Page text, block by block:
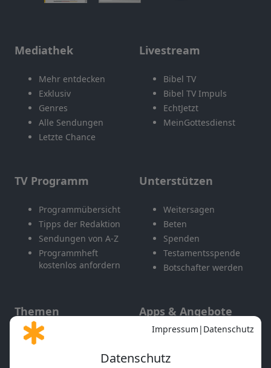
Mediathek
Mehr entdecken
Exklusiv
Genres
Alle Sendungen
Letzte Chance
Livestream
Bibel TV
Bibel TV Impuls
EchtJetzt
MeinGottesdienst
TV Programm
Programmübersicht
Tipps der Redaktion
Sendungen von A-Z
Programmheft
kostenlos anfordern
Unterstützen
Weitersagen
Beten
Spenden
Testamentsspende
Botschafter werden
Themen
Gott und Bibel erklärt
Apps & Angebote
Mobile App